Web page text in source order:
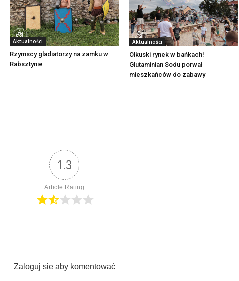
Aktualności
Rzymscy gladiatorzy na zamku w
Rabsztynie
Aktualności
Olkuski rynek w bańkach!
Glutaminian Sodu porwał
mieszkańców do zabawy
1.3
Article Rating
Zaloguj sie aby komentować